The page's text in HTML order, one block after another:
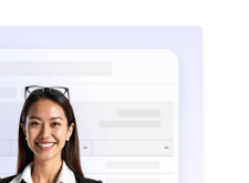
kesehatan yang
upaya administratif.